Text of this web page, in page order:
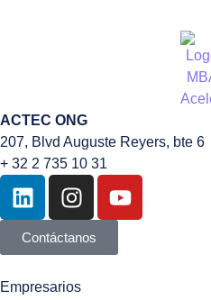
ACTEC ONG
207, Blvd Auguste Reyers, bte
+ 32 2 735 10 31
Contáctanos
Empresarios